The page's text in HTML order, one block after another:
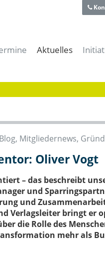
Lehre
Absolventen
mieten
Termine
Termine
Aktuelles
News | Blog
Gründernews
Branchennews
Expertennews
IT-
Start-
, Mitgliedernews,
Oliver Vogt
– das beschreibt
und
und
Verlagsleiter bringt er
die Rolle des
mehr als